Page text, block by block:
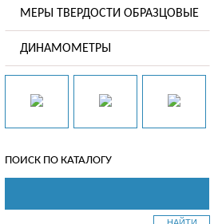
МЕРЫ ТВЕРДОСТИ ОБРАЗЦОВЫЕ
ДИНАМОМЕТРЫ
ПОИСК ПО КАТАЛОГУ